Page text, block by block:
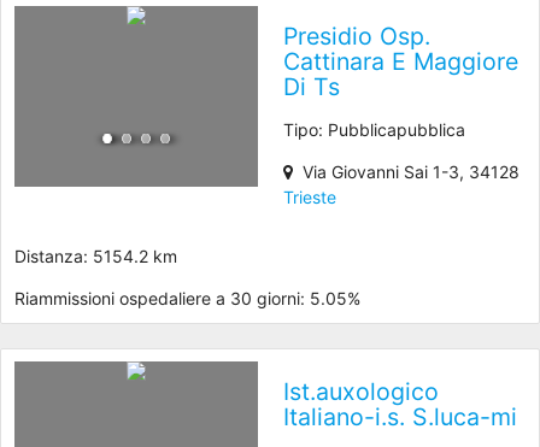
Presidio Osp.
Cattinara E Maggiore
Di Ts
Tipo: Pubblicapubblica
Via Giovanni Sai 1-3, 34128
Trieste
Distanza: 5154.2 km
Riammissioni ospedaliere a 30 giorni: 5.05%
Ist.auxologico
Italiano-i.s. S.luca-mi